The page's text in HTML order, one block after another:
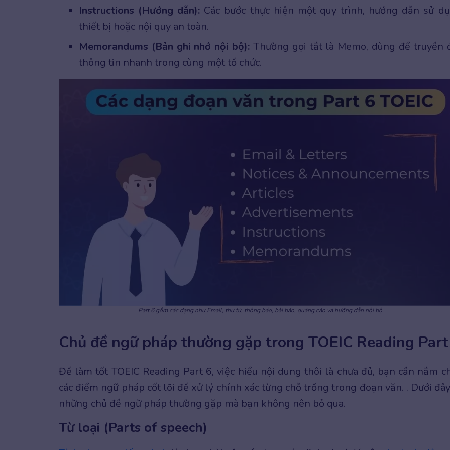
Instructions (Hướng dẫn): Các bước thực hiện một quy trình, hướng dẫn sử
thiết bị hoặc nội quy an toàn.
Memorandums (Bản ghi nhớ nội bộ): Thường gọi tắt là Memo, dùng để truyền
thông tin nhanh trong cùng một tổ chức.
Part 6 gồm các dạng như Email, thư từ, thông báo, bài báo, quảng cáo và hướng dẫn nội bộ
Chủ đề ngữ pháp thường gặp trong TOEIC Reading
Để làm tốt TOEIC Reading Part 6, việc hiểu nội dung thôi là chưa đủ, bạn cần nắm
các điểm ngữ pháp cốt lõi để xử lý chính xác từng chỗ trống trong đoạn văn. . Dưới
những chủ đề ngữ pháp thường gặp mà bạn không nên bỏ qua.
Từ loại (Parts of speech)